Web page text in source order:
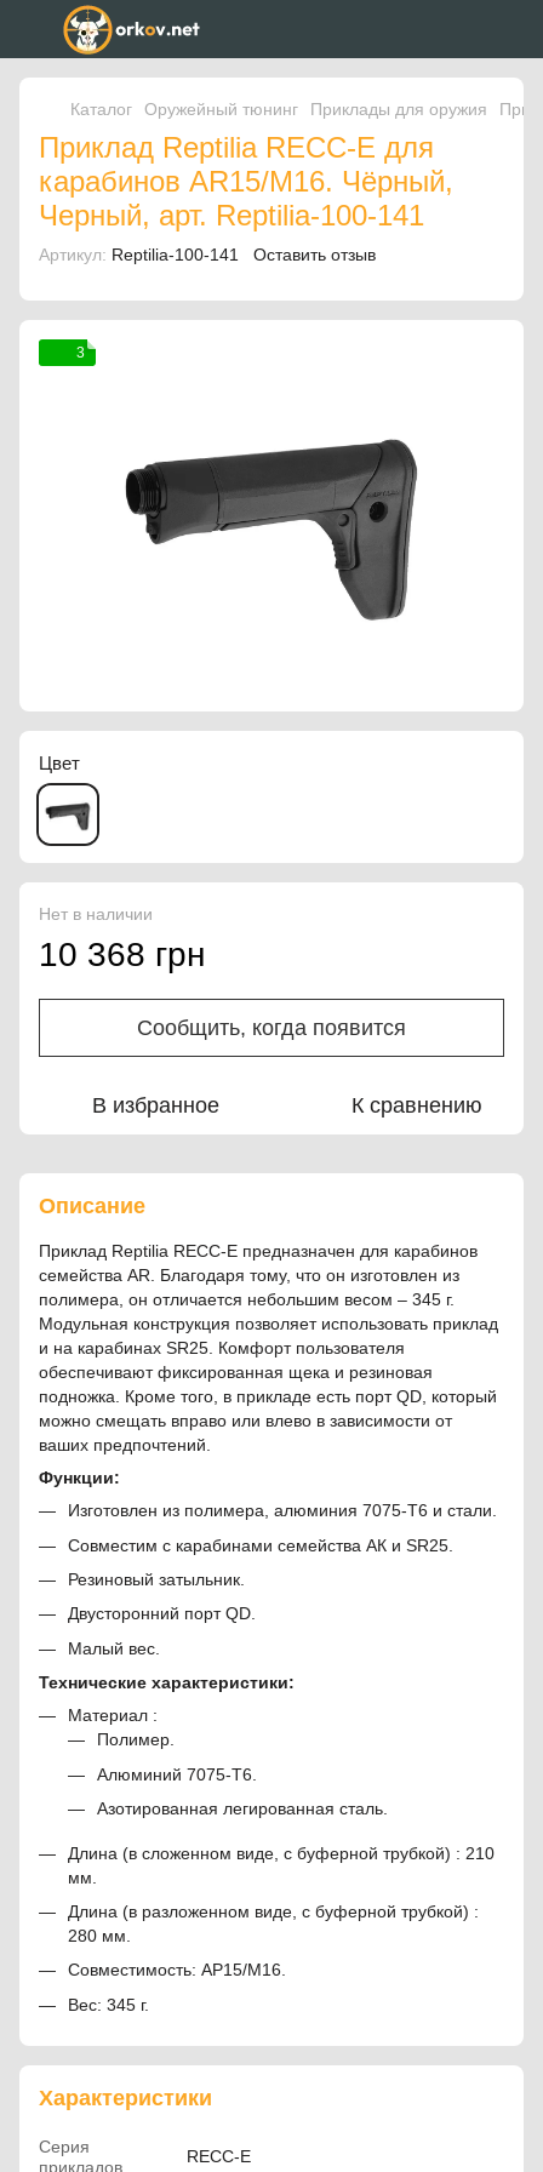
Каталог Оружейный тюнинг Приклады для оружия
Приклад Reptilia RECC-E для
карабинов AR15/M16. Чёрный,
Черный, арт. Reptilia-100-141
Артикул: Reptilia-100-141 Оставить отзыв
3
Цвет
Нет в наличии
10 368 грн
Сообщить, когда появится
В избранное К сравнению
Описание
Приклад Reptilia RECC-E предназначен для карабинов
семейства AR. Благодаря тому, что он изготовлен из
полимера, он отличается небольшим весом – 345 г.
Модульная конструкция позволяет использовать приклад
и на карабинах SR25. Комфорт пользователя
обеспечивают фиксированная щека и резиновая
подножка. Кроме того, в прикладе есть порт QD, который
можно смещать вправо или влево в зависимости от
ваших предпочтений.
Функции:
Изготовлен из полимера, алюминия 7075-T6 и стали.
Совместим с карабинами семейства АК и SR25.
Резиновый затыльник.
Двусторонний порт QD.
Малый вес.
Технические характеристики:
Материал :
Полимер.
Алюминий 7075-T6.
Азотированная легированная сталь.
Длина (в сложенном виде, с буферной трубкой) : 210
мм.
Длина (в разложенном виде, с буферной трубкой) :
280 мм.
Совместимость: АР15/М16.
Вес: 345 г.
Характеристики
Серия
прикладов
RECC-E